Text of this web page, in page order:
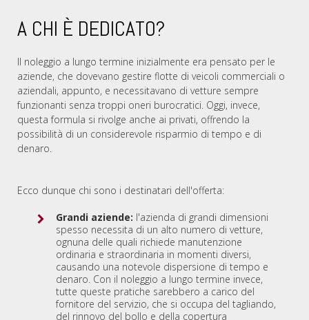
A CHI È DEDICATO?
Il noleggio a lungo termine inizialmente era pensato per le
aziende, che dovevano gestire flotte di veicoli commerciali o
aziendali, appunto, e necessitavano di vetture sempre
funzionanti senza troppi oneri burocratici. Oggi, invece,
questa formula si rivolge anche ai privati, offrendo la
possibilità di un considerevole risparmio di tempo e di
denaro.
Ecco dunque chi sono i destinatari dell'offerta:
Grandi aziende: l'azienda di grandi dimensioni
spesso necessita di un alto numero di vetture,
ognuna delle quali richiede manutenzione
ordinaria e straordinaria in momenti diversi,
causando una notevole dispersione di tempo e
denaro. Con il noleggio a lungo termine invece,
tutte queste pratiche sarebbero a carico del
fornitore del servizio, che si occupa del tagliando,
del rinnovo del bollo e della copertura